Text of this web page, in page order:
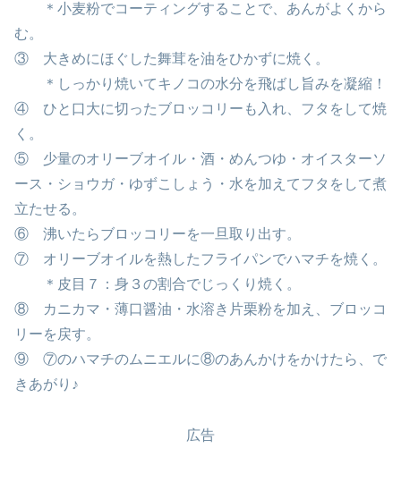
＊小麦粉でコーティングすることで、あんがよくから
む。
③ 大きめにほぐした舞茸を油をひかずに焼く。
＊しっかり焼いてキノコの水分を飛ばし旨みを凝縮！
④ ひと口大に切ったブロッコリーも入れ、フタをして焼
く。
⑤ 少量のオリーブオイル・酒・めんつゆ・オイスターソ
ース・ショウガ・ゆずこしょう・水を加えてフタをして煮
立たせる。
⑥ 沸いたらブロッコリーを一旦取り出す。
⑦ オリーブオイルを熱したフライパンでハマチを焼く。
＊皮目７：身３の割合でじっくり焼く。
⑧ カニカマ・薄口醤油・水溶き片栗粉を加え、ブロッコ
リーを戻す。
⑨ ⑦のハマチのムニエルに⑧のあんかけをかけたら、で
きあがり♪
広告